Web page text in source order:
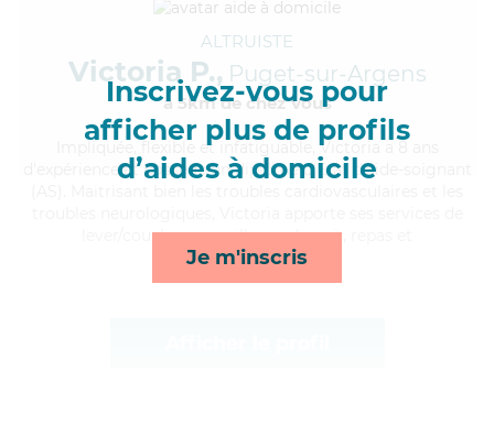
Inscrivez-vous pour
afficher plus de profils
d’aides à domicile
Je m'inscris
ALTRUISTE
Victoria P., Puget-sur-Argens
à 5km de chez Vous
, flexible et infatiguable, Victoria a 8 ans
d'expérience et possède un diplôme d'Etat d'aide-soignant
lever/coucher, surveillance de nuit, repas et
lessive/repassage*